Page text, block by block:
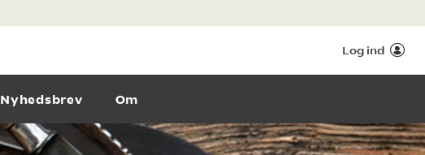
Log ind
Nyhedsbrev Om